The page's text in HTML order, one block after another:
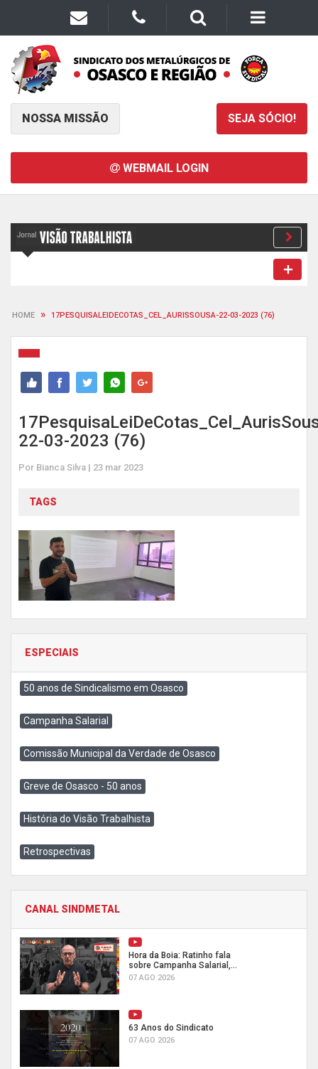
NOSSA MISSÃO SEJA SÓCIO!
WEBMAIL LOGIN
HOME » 17PESQUISALEIDECOTAS_CEL_AURISSOUSA-22-03-2023 (76)
22-03-2023 (76)
Por Bianca Silva | 23 mar 2023
TAGS
ESPECIAIS
50 anos de Sindicalismo em Osasco
Campanha Salarial
Comissão Municipal da Verdade de Osasco
Greve de Osasco - 50 anos
História do Visão Trabalhista
Retrospectivas
CANAL SINDMETAL
Hora da Boia: Ratinho fala
sobre Campanha Salarial,...
07 AGO 2026
63 Anos do Sindicato
07 AGO 2026